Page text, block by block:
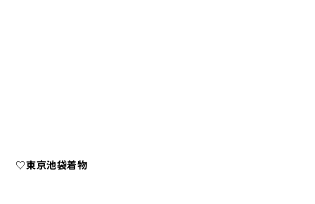
♡東京池袋着物